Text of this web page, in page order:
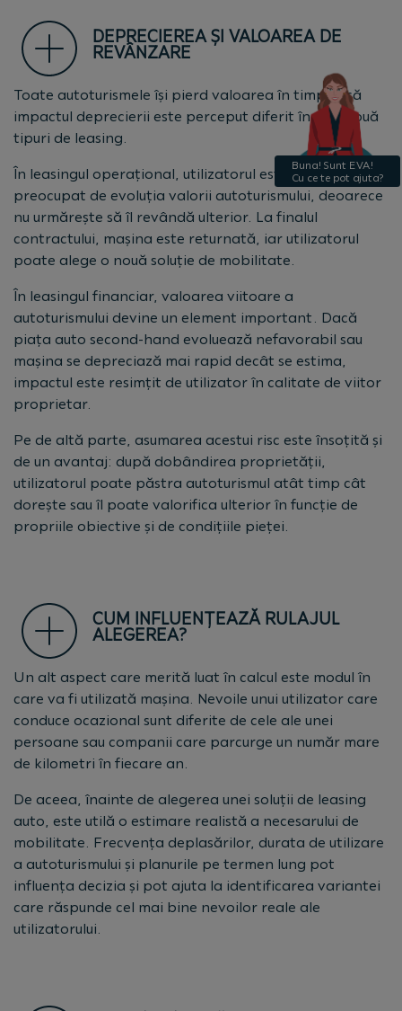
DEPRECIEREA ȘI VALOAREA DE
REVÂNZARE
Toate autoturismele își pierd valoarea în timp, însă
impactul deprecierii este perceput diferit în cele două
tipuri de leasing.
În leasingul operațional, utilizatorul este mai puțin
preocupat de evoluția valorii autoturismului, deoarece
nu urmărește să îl revândă ulterior. La finalul
contractului, mașina este returnată, iar utilizatorul
poate alege o nouă soluție de mobilitate.
În leasingul financiar, valoarea viitoare a
autoturismului devine un element important. Dacă
piața auto second-hand evoluează nefavorabil sau
mașina se depreciază mai rapid decât se estima,
impactul este resimțit de utilizator în calitate de viitor
proprietar.
Pe de altă parte, asumarea acestui risc este însoțită și
de un avantaj: după dobândirea proprietății,
utilizatorul poate păstra autoturismul atât timp cât
dorește sau îl poate valorifica ulterior în funcție de
propriile obiective și de condițiile pieței.
CUM INFLUENȚEAZĂ RULAJUL
ALEGEREA?
Un alt aspect care merită luat în calcul este modul în
care va fi utilizată mașina. Nevoile unui utilizator care
conduce ocazional sunt diferite de cele ale unei
persoane sau companii care parcurge un număr mare
de kilometri în fiecare an.
De aceea, înainte de alegerea unei soluții de leasing
auto, este utilă o estimare realistă a necesarului de
mobilitate. Frecvența deplasărilor, durata de utilizare
a autoturismului și planurile pe termen lung pot
influența decizia și pot ajuta la identificarea variantei
care răspunde cel mai bine nevoilor reale ale
utilizatorului.